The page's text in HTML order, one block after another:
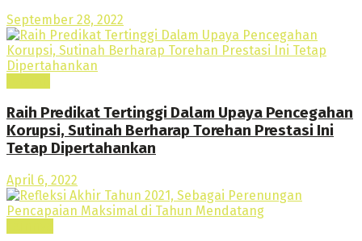
September 28, 2022
Raih Predikat Tertinggi Dalam Upaya Pencegahan
Korupsi, Sutinah Berharap Torehan Prestasi Ini
Tetap Dipertahankan
April 6, 2022